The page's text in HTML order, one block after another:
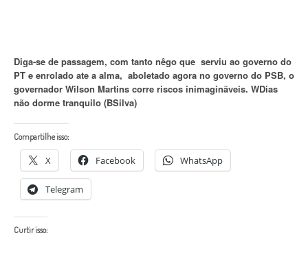
Diga-se de passagem, com tanto nêgo que serviu ao governo do
PT e enrolado ate a alma, aboletado agora no governo do PSB, o
governador Wilson Martins corre riscos inimaginãveis. WDias
não dorme tranquilo (BSilva)
Compartilhe isso:
X Facebook WhatsApp
Telegram
Curtir isso: